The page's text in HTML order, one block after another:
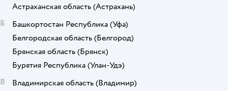
Астраханская область (Астрахань)
Б
Башкортостан Республика (Уфа)
Белгородская область (Белгород)
Брянская область (Брянск)
Бурятия Республика (Улан-Удэ)
В
Владимирская область (Владимир)